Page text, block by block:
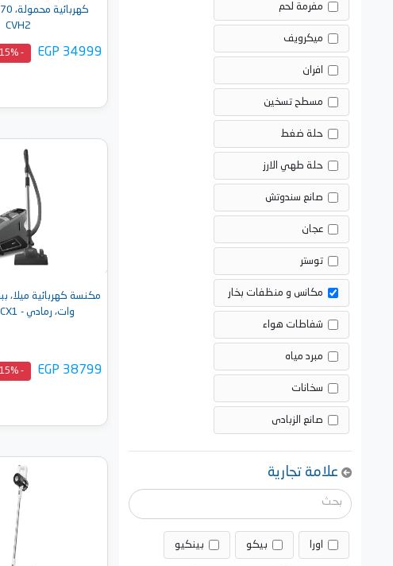
مفرمة لحم
ميكرويف
افران
مسطح تسخين
حلة ضغط
حلة طهي الارز
صانع سندوتش
عجان
توستر
مكانس و منظفات بخار
شفاطات هواء
مبرد مياه
سخانات
صانع الزبادى
علامة تجارية
اورا بيكو بينكيو
CVH2
EGP 34999
- 15%
أضف إلى السلة
وات، رمادي - Blizzard CX1
EGP 38799
- 15%
أضف إلى السلة